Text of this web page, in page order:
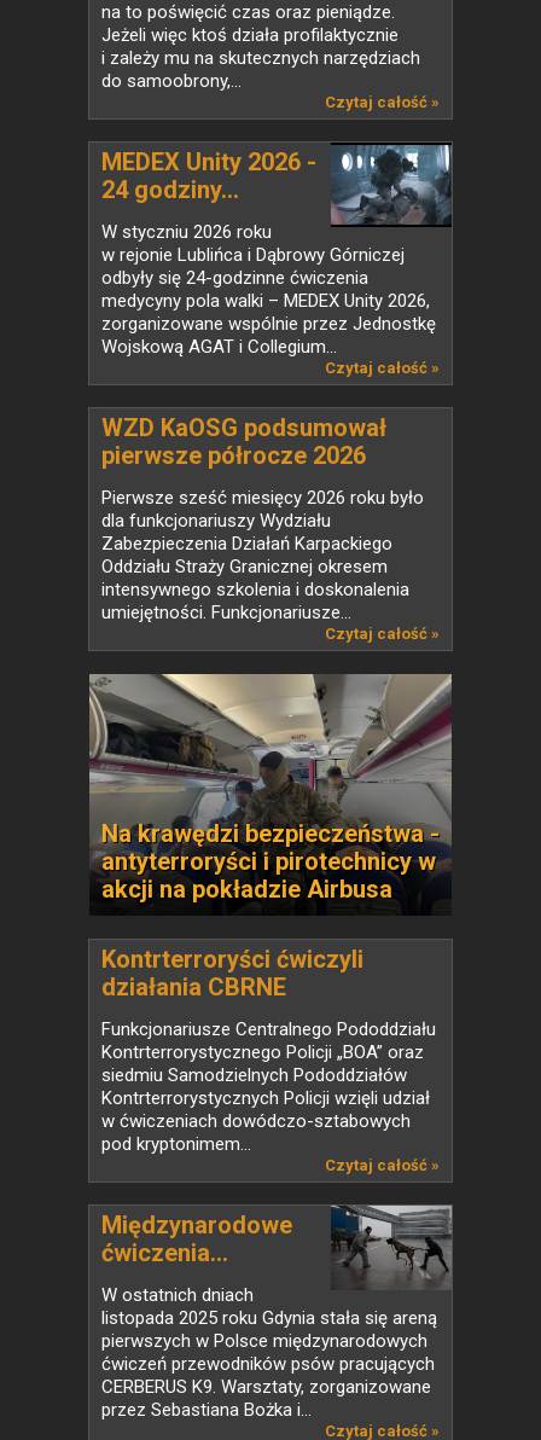
na to poświęcić czas oraz pieniądze.
Jeżeli więc ktoś działa profilaktycznie
i zależy mu na skutecznych narzędziach
do samoobrony,...
Czytaj całość »
MEDEX Unity 2026 -
24 godziny...
W styczniu 2026 roku
w rejonie Lublińca i Dąbrowy Górniczej
odbyły się 24-godzinne ćwiczenia
medycyny pola walki – MEDEX Unity 2026,
zorganizowane wspólnie przez Jednostkę
Wojskową AGAT i Collegium...
Czytaj całość »
WZD KaOSG podsumował
pierwsze półrocze 2026
Pierwsze sześć miesięcy 2026 roku było
dla funkcjonariuszy Wydziału
Zabezpieczenia Działań Karpackiego
Oddziału Straży Granicznej okresem
intensywnego szkolenia i doskonalenia
umiejętności. Funkcjonariusze...
Czytaj całość »
Na krawędzi bezpieczeństwa -
antyterroryści i pirotechnicy w
akcji na pokładzie Airbusa
Kontrterroryści ćwiczyli
działania CBRNE
Funkcjonariusze Centralnego Pododdziału
Kontrterrorystycznego Policji „BOA” oraz
siedmiu Samodzielnych Pododdziałów
Kontrterrorystycznych Policji wzięli udział
w ćwiczeniach dowódczo-sztabowych
pod kryptonimem...
Czytaj całość »
Międzynarodowe
ćwiczenia...
W ostatnich dniach
listopada 2025 roku Gdynia stała się areną
pierwszych w Polsce międzynarodowych
ćwiczeń przewodników psów pracujących
CERBERUS K9. Warsztaty, zorganizowane
przez Sebastiana Bożka i...
Czytaj całość »